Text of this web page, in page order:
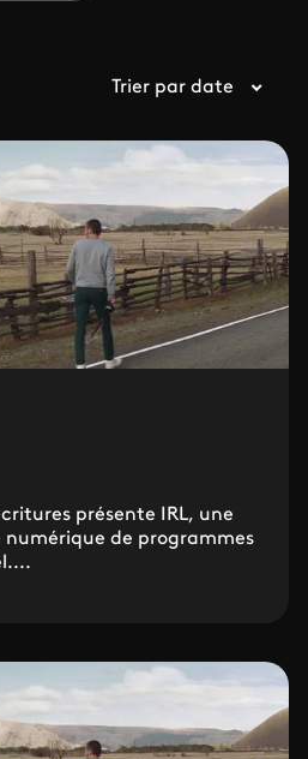
Trier par date
présente IRL, une
de programmes